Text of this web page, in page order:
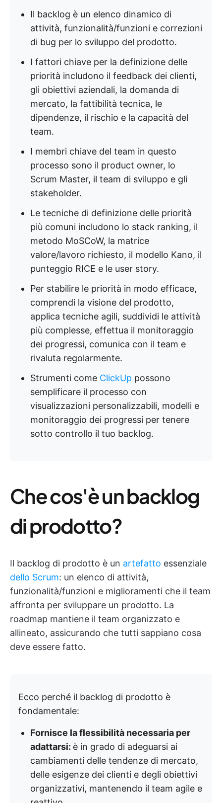
Il backlog è un elenco dinamico di
attività, funzionalità/funzioni e correzioni
di bug per lo sviluppo del prodotto.
I fattori chiave per la definizione delle
priorità includono il feedback dei clienti,
gli obiettivi aziendali, la domanda di
mercato, la fattibilità tecnica, le
dipendenze, il rischio e la capacità del
team.
I membri chiave del team in questo
processo sono il product owner, lo
Scrum Master, il team di sviluppo e gli
stakeholder.
Le tecniche di definizione delle priorità
più comuni includono lo stack ranking, il
metodo MoSCoW, la matrice
valore/lavoro richiesto, il modello Kano, il
punteggio RICE e le user story.
Per stabilire le priorità in modo efficace,
comprendi la visione del prodotto,
applica tecniche agili, suddividi le attività
più complesse, effettua il monitoraggio
dei progressi, comunica con il team e
rivaluta regolarmente.
Strumenti come ClickUp possono
semplificare il processo con
visualizzazioni personalizzabili, modelli e
monitoraggio dei progressi per tenere
sotto controllo il tuo backlog.
Che cos'è un backlog
di prodotto?
Il backlog di prodotto è un artefatto essenziale
dello Scrum: un elenco di attività,
funzionalità/funzioni e miglioramenti che il team
affronta per sviluppare un prodotto. La
roadmap mantiene il team organizzato e
allineato, assicurando che tutti sappiano cosa
deve essere fatto.
Ecco perché il backlog di prodotto è
fondamentale:
Fornisce la flessibilità necessaria per
adattarsi: è in grado di adeguarsi ai
cambiamenti delle tendenze di mercato,
delle esigenze dei clienti e degli obiettivi
organizzativi, mantenendo il team agile e